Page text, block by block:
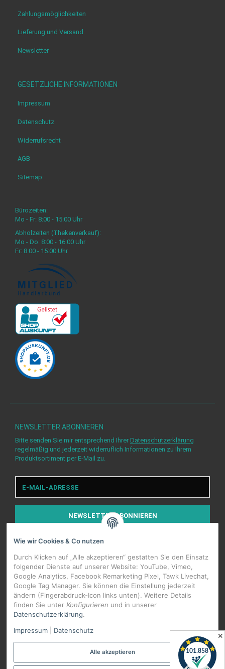
Zahlungsmöglichkeiten
Lieferung und Versand
Newsletter
GESETZLICHE INFORMATIONEN
Impressum
Datenschutz
Widerrufsrecht
AGB
Sitemap
Bürozeiten:
Mo - Fr: 8:00 - 15:00 Uhr
Abholzeiten (Thekenverkauf):
Mo - Do: 8:00 - 16:00 Uhr
Fr: 8:00 - 15:00 Uhr
NEWSLETTER ABONNIEREN
Bitte senden Sie mir entsprechend Ihrer Datenschutzerklärung
regelmäßig und jederzeit widerruflich Informationen zu Ihrem
Produktsortiment per E-Mail zu.
E-
Mail-
NEWSLETTER ABONNIEREN
WIDERRUFSBUTTON
Alle Preise inkl. gesetzlicher USt., zzgl.
Datenschutz-Einstellungen
Wie wir Cookies & Co nutzen
Durch Klicken auf „Alle akzeptieren“ gestatten Sie den Einsatz
folgender Dienste auf unserer Website: YouTube, Vimeo,
Google Analytics, Facebook Remarketing Pixel, Tawk Livechat,
Google Tag Manager. Sie können die Einstellung jederzeit
ändern (Fingerabdruck-Icon links unten). Weitere Details
finden Sie unter Konfigurieren und in unserer
Datenschutzerklärung.
Impressum
Datenschutz
Alle akzeptieren
✕